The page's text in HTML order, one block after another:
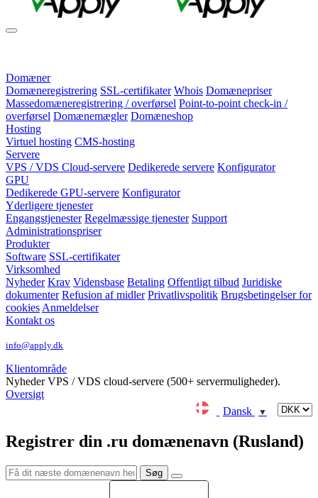
Domæner
Domæneregistrering SSL-certifikater Whois Domænepriser
Massedomæneregistrering / overførsel Point-to-point check-in /
overførsel Domænemægler Domæneshop
Hosting
Virtuel hosting CMS-hosting
Servere
VPS / VDS Cloud-servere Dedikerede servere Konfigurator
GPU
Dedikerede GPU-servere Konfigurator
Yderligere tjenester
Engangstjenester Regelmæssige tjenester Support
Administrationspriser
Produkter
Software SSL-certifikater
Virksomhed
Nyheder Krav Vidensbase Betaling Offentligt tilbud Juridiske
dokumenter Refusion af midler Privatlivspolitik Brugsbetingelser for
cookies Anmeldelser
Kontakt os
info@apply.dk
Klientområde
Nyheder VPS / VDS cloud-servere (500+ servermuligheder).
Oversigt
Dansk
▼
Registrer din .ru domænenavn (Rusland)